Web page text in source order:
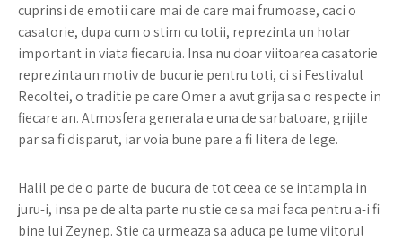
cuprinsi de emotii care mai de care mai frumoase, caci o
casatorie, dupa cum o stim cu totii, reprezinta un hotar
important in viata fiecaruia. Insa nu doar viitoarea casatorie
reprezinta un motiv de bucurie pentru toti, ci si Festivalul
Recoltei, o traditie pe care Omer a avut grija sa o respecte in
fiecare an. Atmosfera generala e una de sarbatoare, grijile
par sa fi disparut, iar voia bune pare a fi litera de lege.
Halil pe de o parte de bucura de tot ceea ce se intampla in
juru-i, insa pe de alta parte nu stie ce sa mai faca pentru a-i fi
bine lui Zeynep. Stie ca urmeaza sa aduca pe lume viitorul